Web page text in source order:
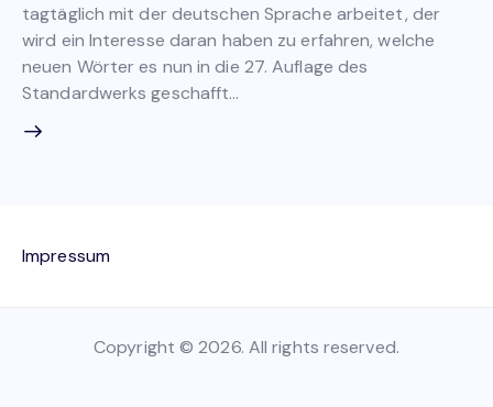
tagtäglich mit der deutschen Sprache arbeitet, der
wird ein Interesse daran haben zu erfahren, welche
neuen Wörter es nun in die 27. Auflage des
Standardwerks geschafft…
Impressum
Copyright © 2026. All rights reserved.